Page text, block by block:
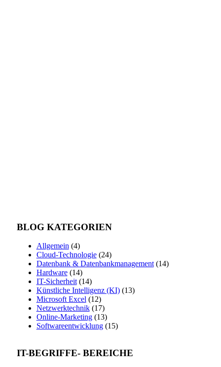
BLOG KATEGORIEN
Allgemein (4)
Cloud-Technologie(24)
Datenbank & Datenbankmanagement(14)
Hardware(14)
IT-Sicherheit(14)
Künstliche Intelligenz (KI)(13)
Microsoft Excel (12)
Netzwerktechnik(17)
Online-Marketing(13)
Softwareentwicklung(15)
IT-BEGRIFFE- BEREICHE